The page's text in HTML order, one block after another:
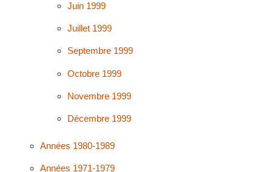
Juin 1999
Juillet 1999
Septembre 1999
Octobre 1999
Novembre 1999
Décembre 1999
Années 1980-1989
Années 1971-1979